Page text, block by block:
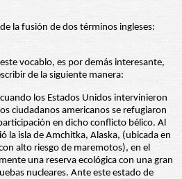
la fusión de dos términos ingleses:
vocablo, es por demás interesante,
de la siguiente manera:
los Estados Unidos intervinieron
ciudadanos americanos se refugiaron
en dicho conflicto bélico. Al
la isla de Amchitka, Alaska, (ubicada en
alto riesgo de maremotos), en el
una reserva ecológica con una gran
nucleares. Ante este estado de